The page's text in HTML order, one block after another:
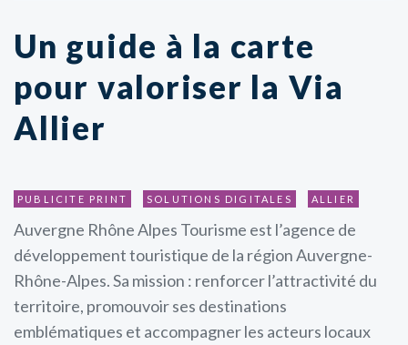
Un guide à la carte
pour valoriser la Via
Allier
PUBLICITE PRINT SOLUTIONS DIGITALES ALLIER
Auvergne Rhône Alpes Tourisme est l’agence de
développement touristique de la région Auvergne-
Rhône-Alpes. Sa mission : renforcer l’attractivité du
territoire, promouvoir ses destinations
emblématiques et accompagner les acteurs locaux